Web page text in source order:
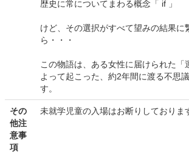
歴史に常についてまわる概念「 if 」
けど、その選択がすべて望みの結果に
ら・・・
この物語は、ある女性に届けられた「
よって起こった、約2年間に渡る不思
す。
その
他注
意事
項
未就学児童の入場はお断りしておりま